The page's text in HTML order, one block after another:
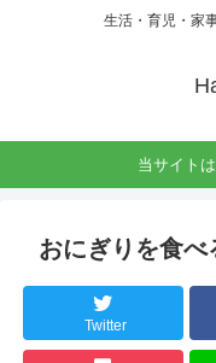
生活・育児・家
当サイト
おにぎりを食べ
Twitter